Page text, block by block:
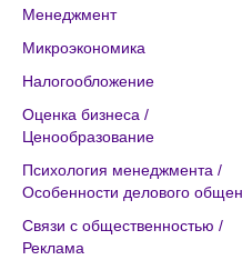
Менеджмент
Микроэкономика
Налогообложение
Оценка бизнеса /
Ценообразование
Психология менеджмента /
Особенности делового
Связи с общественностью /
Реклама